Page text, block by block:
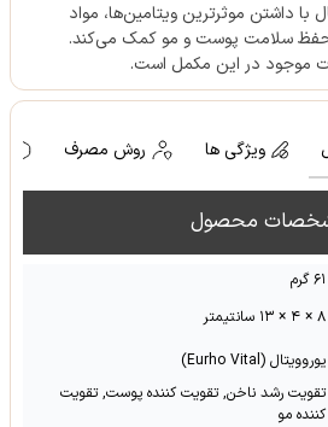
با داشتن موثرترین ویتامین‌ها، مواد
حفظ سلامت پوست و مو کمک می‌کند.
موجود در این مکمل است.
ویژگی ها روش مصرف
محصول
۶۱ گرم
۸ × ۴ × ۱۳ سانتیمتر
یوروویتال (Eurho Vital)
تقویت رشد ناخن, تقویت کننده پوست, تقویت
کننده مو